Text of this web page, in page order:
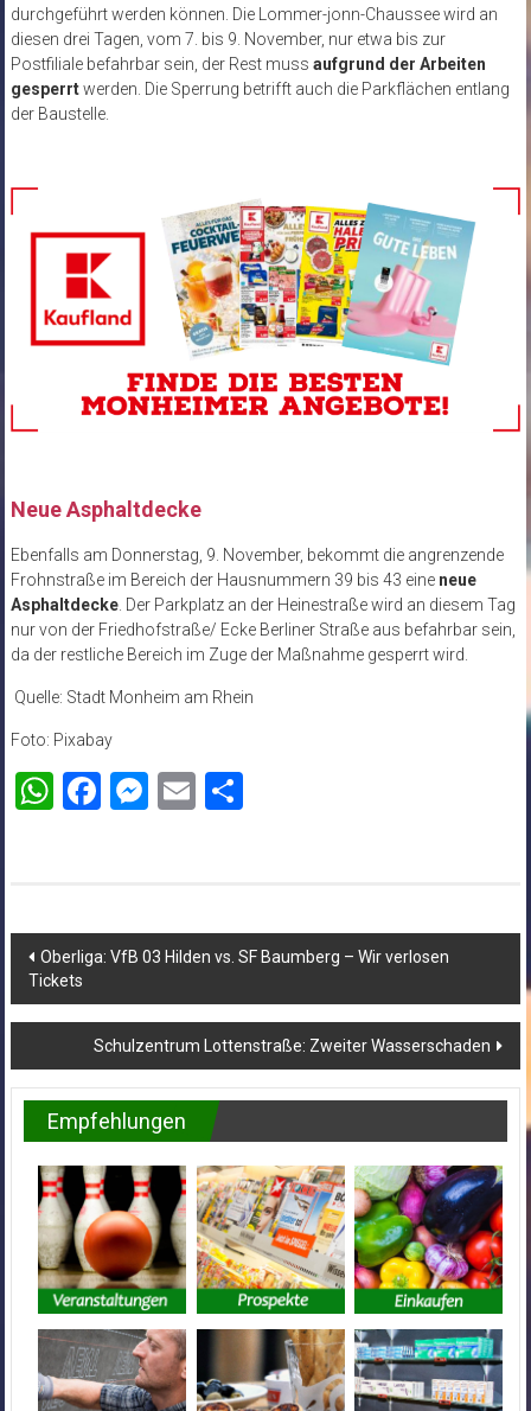
durchgeführt werden können. Die Lommer-jonn-Chaussee wird an
diesen drei Tagen, vom 7. bis 9. November, nur etwa bis zur
Postfiliale befahrbar sein, der Rest muss aufgrund der Arbeiten
gesperrtwerden. Die Sperrung betrifft auch die Parkflächen entlang
der Baustelle.
Neue Asphaltdecke
Ebenfalls am Donnerstag, 9. November, bekommt die angrenzende
Frohnstraße im Bereich der Hausnummern 39 bis 43 eine neue
Asphaltdecke. Der Parkplatz an der Heinestraße wird an diesem Tag
nur von der Friedhofstraße/ Ecke Berliner Straße aus befahrbar sein,
da der restliche Bereich im Zuge der Maßnahme gesperrt wird.
Quelle: Stadt Monheim am Rhein
Foto: Pixabay
WhatsApp
Facebook
Messenger
Email
Beitragsnavigation
Oberliga: VfB 03 Hilden vs. SF Baumberg – Wir verlosen
Tickets
Schulzentrum Lottenstraße: Zweiter Wasserschaden
Empfehlungen